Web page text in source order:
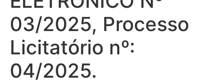
03/2025, Processo
Licitatório nº:
04/2025.